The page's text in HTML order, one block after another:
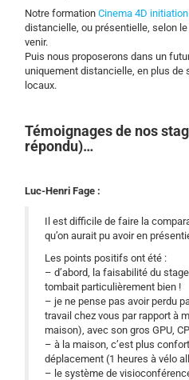
Notre formationCinema 4D
distancielle, ou présentielle, selon
venir.
Puis nous proposerons dans un
uniquement distancielle, en plus de
locaux.
Témoignages de nos
répondu)…
Luc-Henri Fage :
Il est difficile de faire la
qu’on aurait pu avoir en
Les points positifs ont été :
– d’abord, la faisabilité du
tombait particulièrement bien !
– je ne pense pas avoir perdu
travail chez vous par rapport à
maison), avec son gros GPU,
– à la maison, c’est plus
déplacement (1 heures à vélo
– le système de